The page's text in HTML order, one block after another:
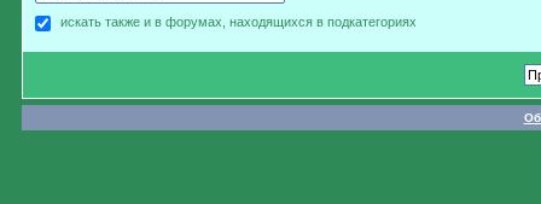
искать также и в форумах, находящихся в подкатегориях